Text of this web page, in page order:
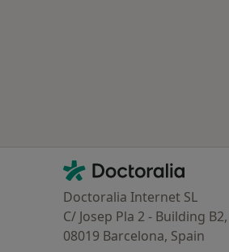
Contacto
Doctoralia - Página de inicio
Doctoralia Internet SL
C/ Josep Pla 2 - Building
08019 Barcelona, Spain